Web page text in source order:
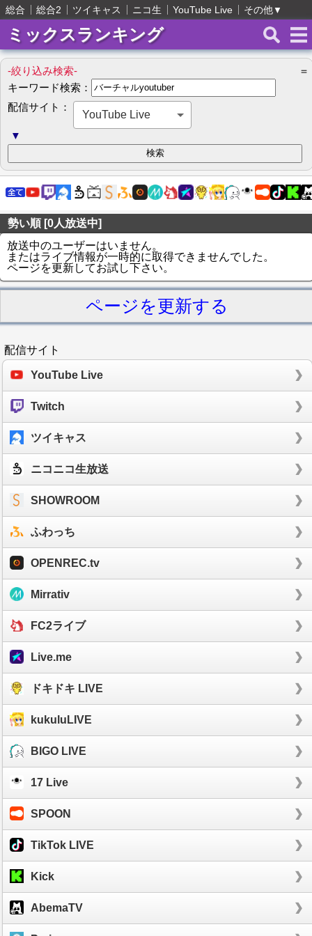
総合 総合2 ツイキャス ニコ生 YouTube Live その他▼
ミックスランキング
-絞り込み検索-
＝
キーワード検索：
配信サイト：
YouTube Live
▼
勢い順 [0人放送中]
放送中のユーザーはいません。
またはライブ情報が一時的に取得できませんでした。
ページを更新してお試し下さい。
ページを更新する
配信サイト
YouTube Live
Twitch
ツイキャス
ニコニコ生放送
SHOWROOM
ふわっち
OPENREC.tv
Mirrativ
FC2ライブ
Live.me
ドキドキ LIVE
kukuluLIVE
BIGO LIVE
17 Live
SPOON
TikTok LIVE
Kick
AbemaTV